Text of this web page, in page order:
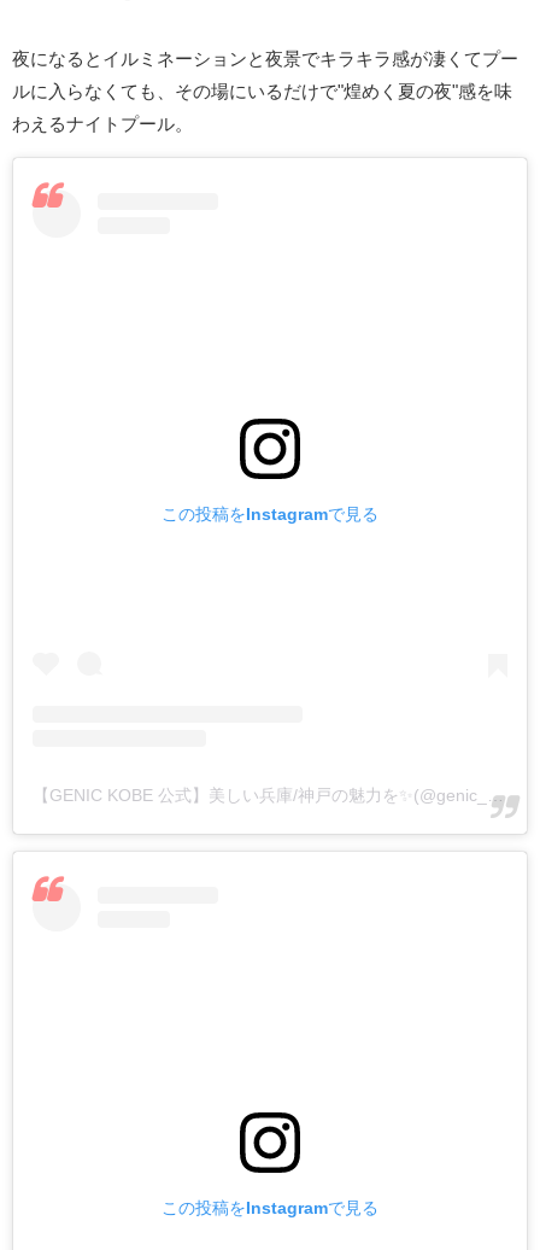
夜になるとイルミネーションと夜景でキラキラ感が凄くてプー
ルに入らなくても、その場にいるだけで"煌めく夏の夜"感を味
わえるナイトプール。
この投稿をInstagramで見る
【GENIC KOBE 公式】美しい兵庫/神戸の魅力を✨(@genic_kobe)がシェアした投稿
この投稿をInstagramで見る